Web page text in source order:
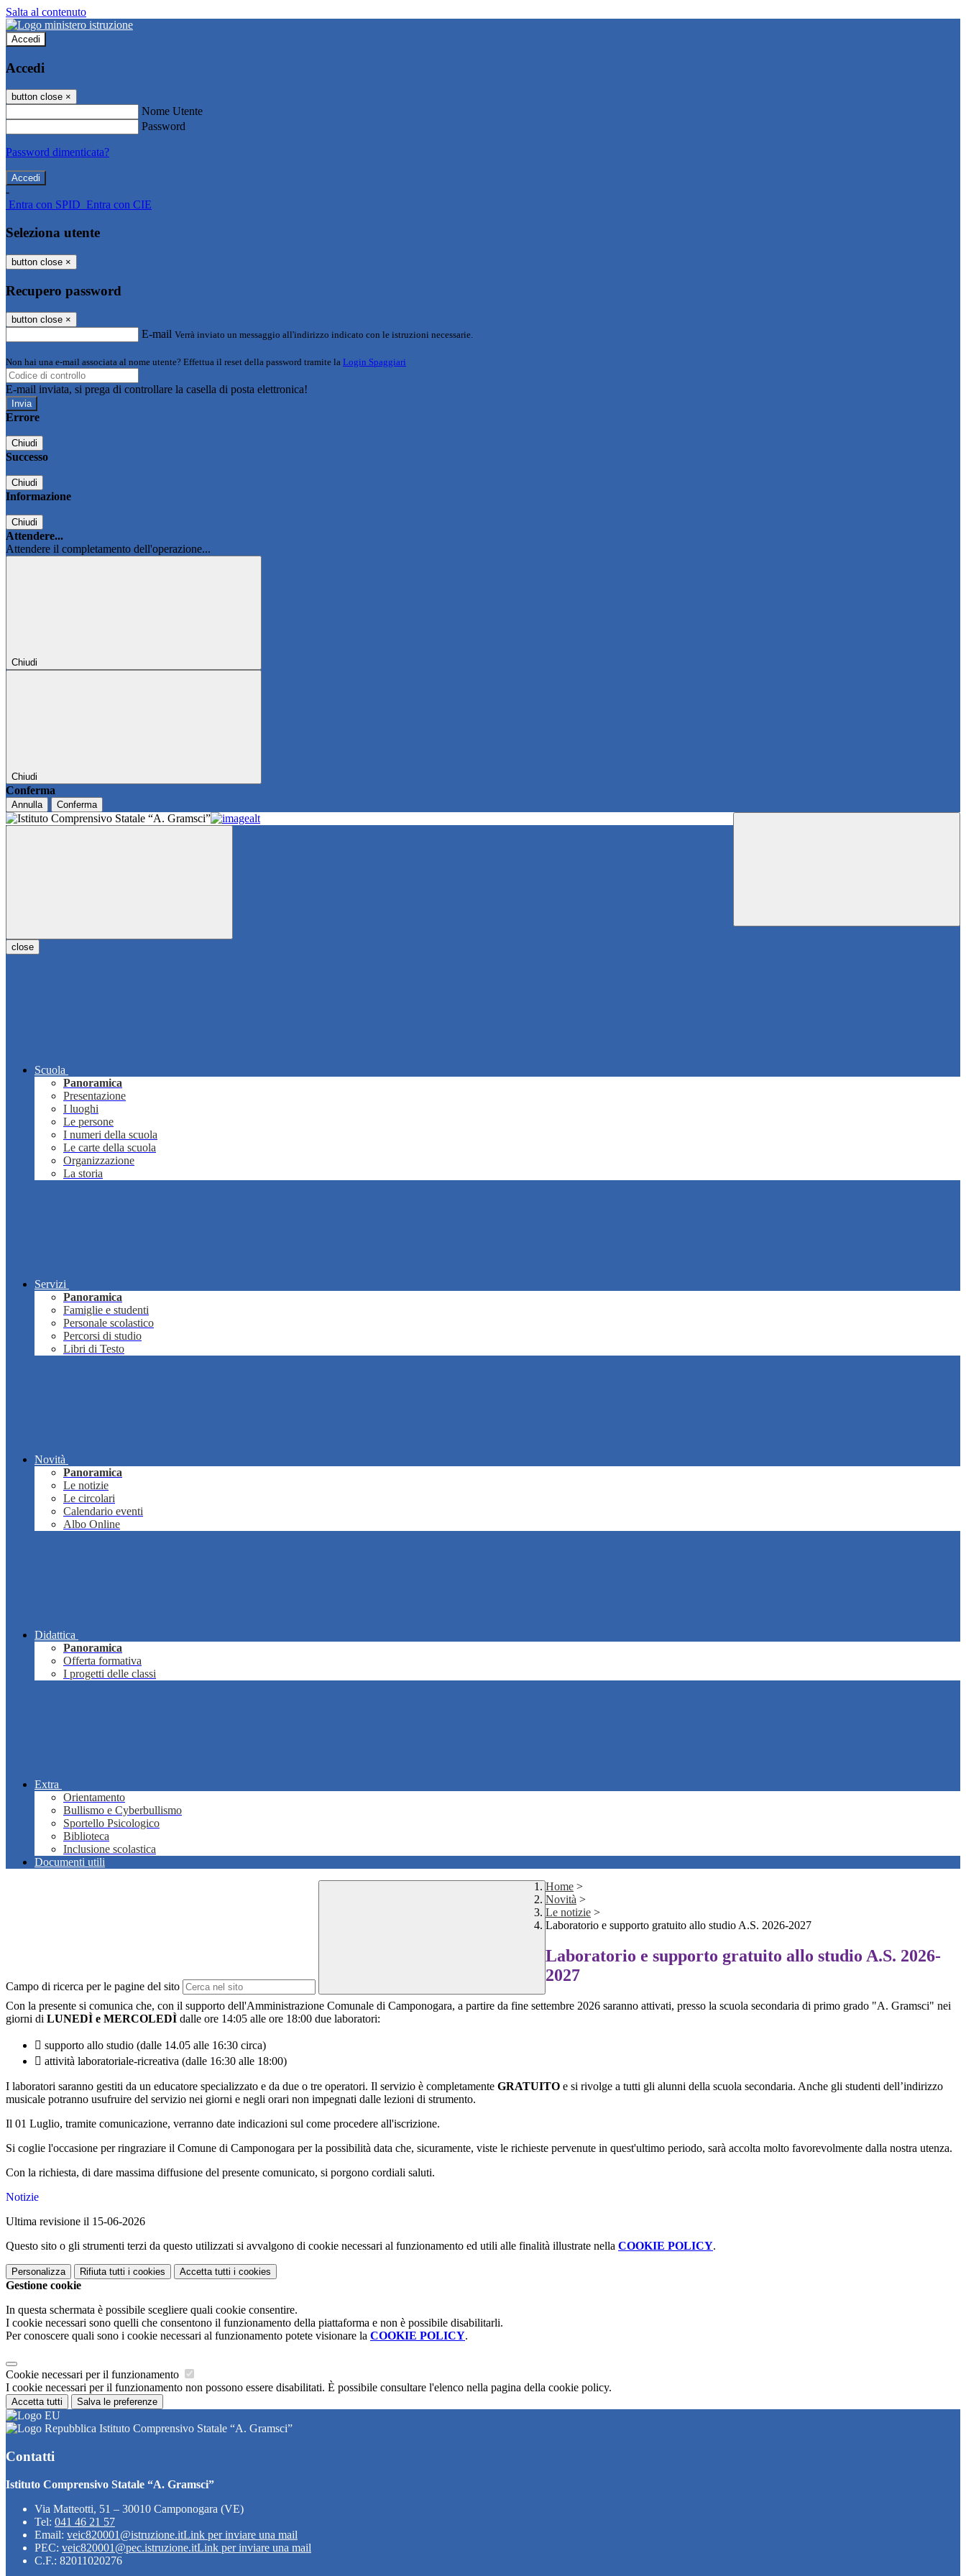
Salta al contenuto
Accedi
Accedi
button close ×
Nome Utente
Password
Password dimenticata?
-
Entra con SPID Entra con CIE
Seleziona utente
button close ×
Recupero password
button close ×
E-mail Verrà inviato un messaggio all'indirizzo indicato con le istruzioni necessarie.
Non hai una e-mail associata al nome utente? Effettua il reset della password tramite la Login Spaggiari
E-mail inviata, si prega di controllare la casella di posta elettronica!
Errore
Chiudi
Successo
Chiudi
Informazione
Chiudi
Attendere...
Attendere il completamento dell'operazione...
Chiudi
Chiudi
Conferma
Annulla Conferma
close
Scuola
Panoramica
Presentazione
I luoghi
Le persone
I numeri della scuola
Le carte della scuola
Organizzazione
La storia
Servizi
Panoramica
Famiglie e studenti
Personale scolastico
Percorsi di studio
Libri di Testo
Novità
Panoramica
Le notizie
Le circolari
Calendario eventi
Albo Online
Didattica
Panoramica
Offerta formativa
I progetti delle classi
Extra
Orientamento
Bullismo e Cyberbullismo
Sportello Psicologico
Biblioteca
Inclusione scolastica
Documenti utili
Campo di ricerca per le pagine del sito
Home >
Novità >
Le notizie >
Laboratorio e supporto gratuito allo studio A.S. 2026-2027
Laboratorio e supporto gratuito allo studio A.S. 2026-
2027
Con la presente si comunica che, con il supporto dell'Amministrazione Comunale di Camponogara, a partire da fine settembre 2026 saranno attivati, presso la scuola secondaria di primo grado "A. Gramsci" nei
giorni di LUNEDÌ e MERCOLEDÌ dalle ore 14:05 alle ore 18:00 due laboratori:
 supporto allo studio (dalle 14.05 alle 16:30 circa)
 attività laboratoriale-ricreativa (dalle 16:30 alle 18:00)
I laboratori saranno gestiti da un educatore specializzato e da due o tre operatori. Il servizio è completamente GRATUITO e si rivolge a tutti gli alunni della scuola secondaria. Anche gli studenti dell’indirizzo
musicale potranno usufruire del servizio nei giorni e negli orari non impegnati dalle lezioni di strumento.
Il 01 Luglio, tramite comunicazione, verranno date indicazioni sul come procedere all'iscrizione.
Si coglie l'occasione per ringraziare il Comune di Camponogara per la possibilità data che, sicuramente, viste le richieste pervenute in quest'ultimo periodo, sarà accolta molto favorevolmente dalla nostra utenza.
Con la richiesta, di dare massima diffusione del presente comunicato, si porgono cordiali saluti.
Notizie
Ultima revisione il 15-06-2026
Questo sito o gli strumenti terzi da questo utilizzati si avvalgono di cookie necessari al funzionamento ed utili alle finalità illustrate nella COOKIE POLICY.
Personalizza Rifiuta tutti i cookies Accetta tutti i cookies
Gestione cookie
In questa schermata è possibile scegliere quali cookie consentire.
I cookie necessari sono quelli che consentono il funzionamento della piattaforma e non è possibile disabilitarli.
Per conoscere quali sono i cookie necessari al funzionamento potete visionare la COOKIE POLICY.
Cookie necessari per il funzionamento
I cookie necessari per il funzionamento non possono essere disabilitati. È possibile consultare l'elenco nella pagina della cookie policy.
Accetta tutti Salva le preferenze
Istituto Comprensivo Statale “A. Gramsci”
Contatti
Istituto Comprensivo Statale “A. Gramsci”
Via Matteotti, 51 – 30010 Camponogara (VE)
Tel: 041 46 21 57
Email: veic820001@istruzione.itLink per inviare una mail
PEC: veic820001@pec.istruzione.itLink per inviare una mail
C.F.: 82011020276